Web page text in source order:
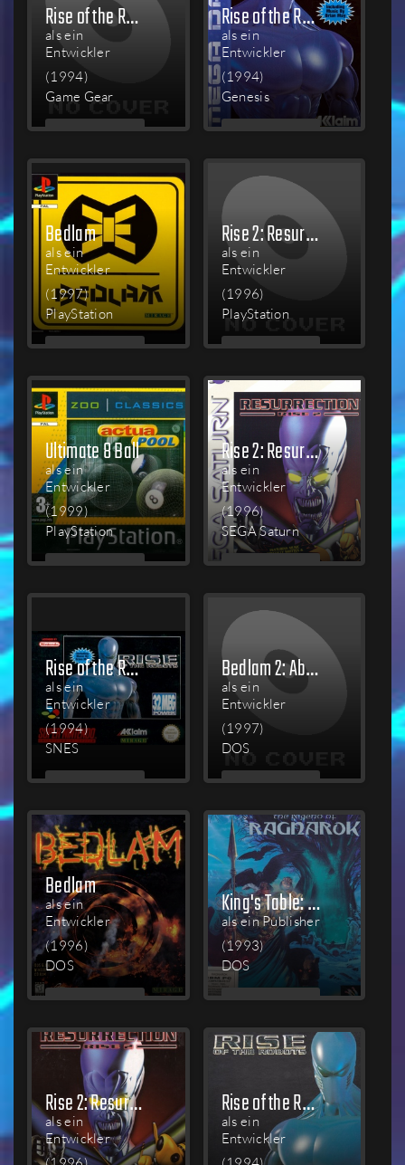
Rise of the Robots
als ein
Entwickler
(1994)
Game Gear
MEHR
Rise of the Robots
als ein
Entwickler
(1994)
Genesis
MEHR
Bedlam
als ein
Entwickler
(1997)
PlayStation
MEHR
Rise 2: Resurrection
als ein
Entwickler
(1996)
PlayStation
MEHR
Ultimate 8 Ball
als ein
Entwickler
(1999)
PlayStation
MEHR
Rise 2: Resurrection
als ein
Entwickler
(1996)
SEGA Saturn
MEHR
Rise of the Robots
als ein
Entwickler
(1994)
SNES
MEHR
Bedlam 2: Absolute Bedlam
als ein
Entwickler
(1997)
DOS
MEHR
Bedlam
als ein
Entwickler
(1996)
DOS
MEHR
King's Table: The Legend of Ragnarok
als ein Publisher
(1993)
DOS
MEHR
Rise 2: Resurrection
als ein
Entwickler
Rise of the Robots
als ein
Entwickler